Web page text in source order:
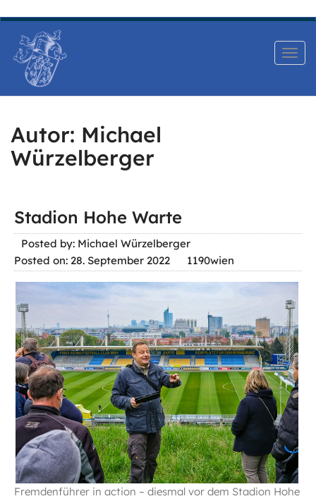
DE | EN
T
g
g
t
i
o
n
Autor: Michael
Würzelberger
Stadion Hohe Warte
Posted by: Michael Würzelberger
Posted on: 28. September 2022
1190wien
Fremdenführer in action – diesmal vor dem Stadion Hohe